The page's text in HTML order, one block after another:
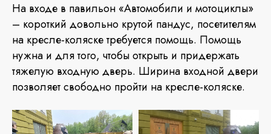
На входе в павильон «Автомобили и мотоциклы»
– короткий довольно крутой пандус, посетителям
на кресле-коляске требуется помощь. Помощь
нужна и для того, чтобы открыть и придержать
тяжелую входную дверь. Ширина входной двери
позволяет свободно пройти на кресле-коляске.